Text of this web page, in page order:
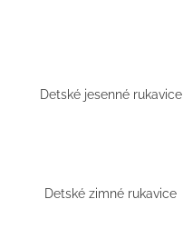
Detské jesenné rukavice
Detské zimné rukavice